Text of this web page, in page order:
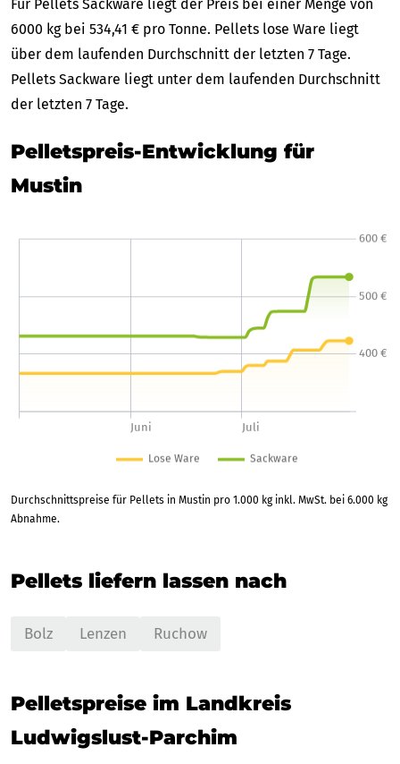
Für Pellets Sackware liegt der Preis bei einer Menge von
6000 kg bei 534,41 € pro Tonne. Pellets lose Ware liegt
über dem laufenden Durchschnitt der letzten 7 Tage.
Pellets Sackware liegt unter dem laufenden Durchschnitt
der letzten 7 Tage.
Pelletspreis-Entwicklung für
Mustin
Durchschnittspreise für Pellets in Mustin pro 1.000 kg inkl. MwSt. bei 6.000 kg
Abnahme.
Pellets liefern lassen nach
Bolz Lenzen Ruchow
Pelletspreise im Landkreis
Ludwigslust-Parchim